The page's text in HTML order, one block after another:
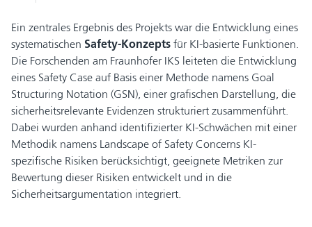
Ein zentrales Ergebnis des Projekts war die Entwicklung eines
systematischen Safety-Konzepts für KI-basierte Funktionen.
Die Forschenden am Fraunhofer IKS leiteten die Entwicklung
eines Safety Case auf Basis einer Methode namens Goal
Structuring Notation (GSN), einer grafischen Darstellung, die
sicherheitsrelevante Evidenzen strukturiert zusammenführt.
Dabei wurden anhand identifizierter KI-Schwächen mit einer
Methodik namens Landscape of Safety Concerns KI-
spezifische Risiken berücksichtigt, geeignete Metriken zur
Bewertung dieser Risiken entwickelt und in die
Sicherheitsargumentation integriert.